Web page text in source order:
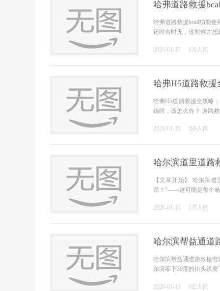
哈弗道路救援
哈弗道路救援bcall功能
还时有时无，这时候才
2026-01-13 132人阅
哈弗H5道路救
哈弗H5道路救援全攻略
锚时，该怎么办？ 道路
2026-01-13 186人阅
哈尔滨道里道路
【文章开始】 哈尔滨
话？"——这可能是每个哈
2026-01-13 137人阅
哈尔滨帮益通道
哈尔滨帮益通道路救援
尔滨零下30度的街头趴
2026-01-13 182人阅